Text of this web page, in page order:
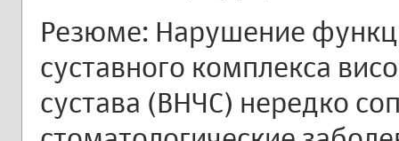
Резюме: Нарушение
суставного комплекса
сустава (ВНЧС) нередко